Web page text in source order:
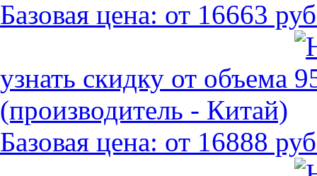
Базовая цена: от 16663
узнать скидку от объема
(производитель - Китай)
Базовая цена: от 16888